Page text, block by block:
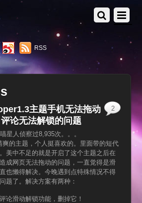
RSS
主题手机无法拖动
论无法解锁的问题
星人侦察过8,935次。。。
爽的主题，个人挺喜欢的。里面带的短代
美中不足的就是开启了这个主题之后在
成网页无法拖动的问题，一直觉得是滑
也懒得解决。今晚遇到点特殊情况不得
题了。解决方案有两种：
论滑动解锁功能，删掉它！
2